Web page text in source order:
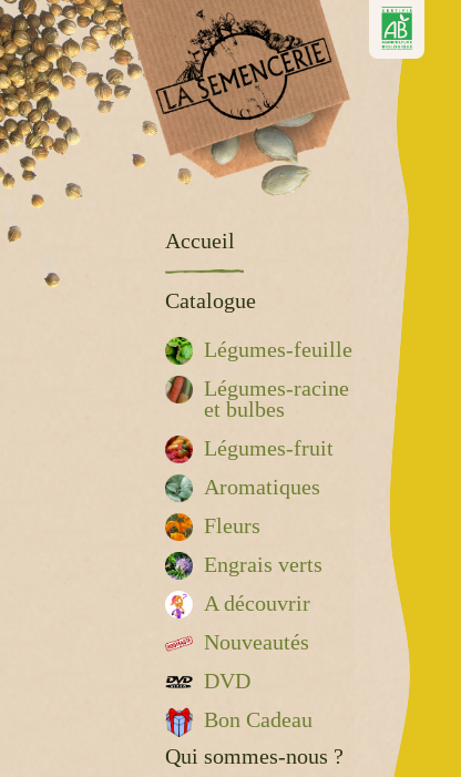
Accueil
Catalogue
Légumes-feuille
Légumes-racine
et bulbes
Légumes-fruit
Aromatiques
Fleurs
Engrais verts
A découvrir
Nouveautés
DVD
Bon Cadeau
Qui sommes-nous ?